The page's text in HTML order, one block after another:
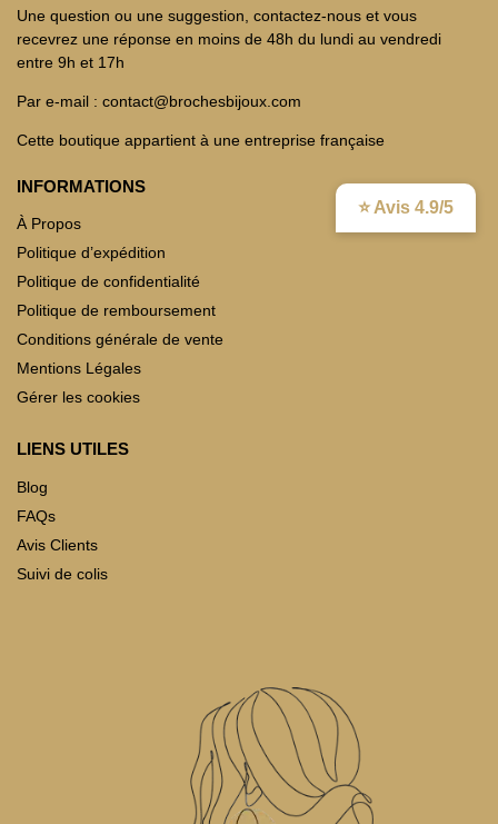
⭐ Avis 4.9/5
Une question ou une suggestion, contactez-nous et vous
recevrez une réponse en moins de 48h du lundi au vendredi
entre 9h et 17h
Par e-mail : contact@brochesbijoux.com
Cette boutique appartient à une entreprise française
INFORMATIONS
À Propos
Politique d’expédition
Politique de confidentialité
Politique de remboursement
Conditions générale de vente
Mentions Légales
Gérer les cookies
LIENS UTILES
Blog
FAQs
Avis Clients
Suivi de colis